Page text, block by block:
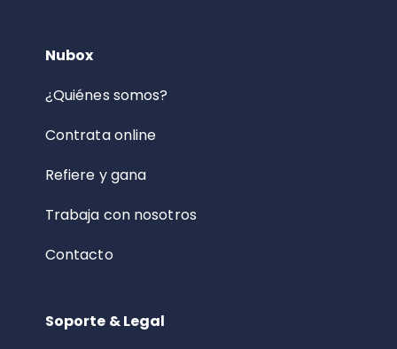
Nubox
¿Quiénes somos?
Contrata online
Refiere y gana
Trabaja con nosotros
Contacto
Soporte & Legal